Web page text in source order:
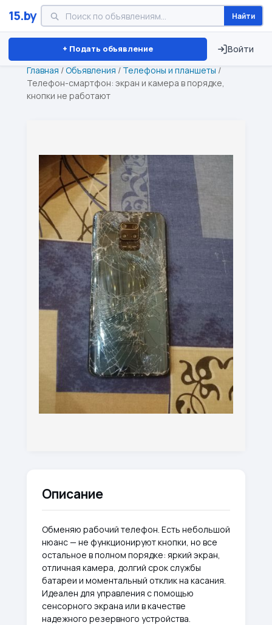
15.by Найти
+ Подать объявление Войти
Минск Витебск Брест ⏱ ТОЛЬКО 15 ДНЕЙ
Главная /Объявления / Телефоны и планшеты /
Телефон-смартфон: экран и камера в порядке,
кнопки не работают
Описание
Обменяю рабочий телефон. Есть небольшой
нюанс — не функционируют кнопки, но все
остальное в полном порядке: яркий экран,
отличная камера, долгий срок службы
батареи и моментальный отклик на касания.
Идеален для управления с помощью
сенсорного экрана или в качестве
надежного резервного устройства.